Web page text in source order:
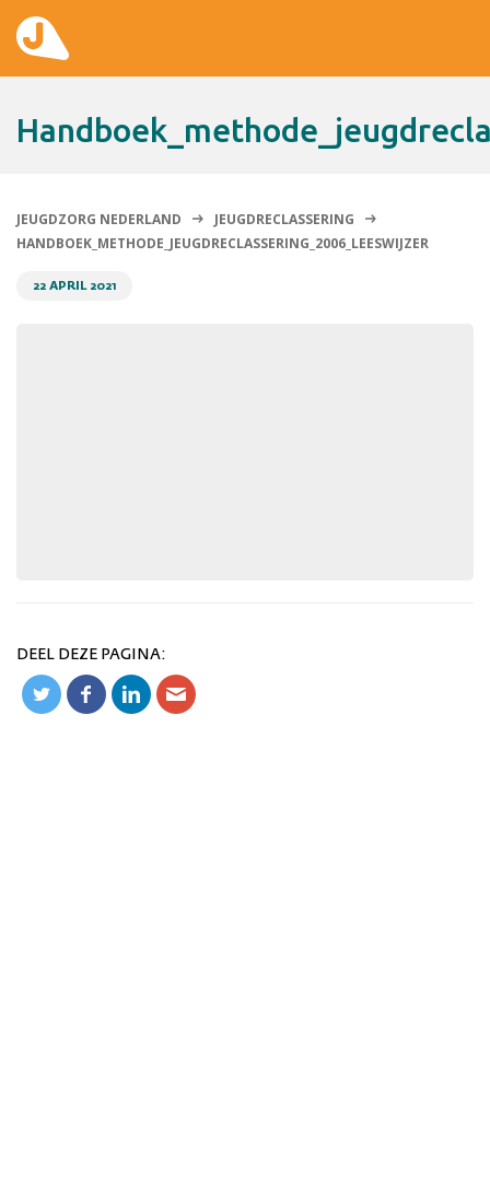
Hier zetten wij ons voor in
JEUGDZORG NEDERLAND
JEUGDRECLASSERING
HANDBOEK_METHODE_JEUGDRECLASSERING_2006_LEESWIJZER
22 APRIL 2021
DEEL DEZE PAGINA: